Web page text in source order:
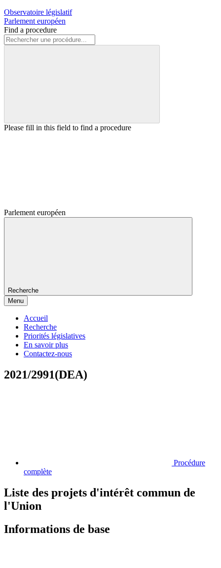
Observatoire législatif
Parlement européen
Find a procedure
Please fill in this field to find a procedure
Parlement européen
Recherche
Menu
Accueil
Recherche
Priorités législatives
En savoir plus
Contactez-nous
2021/2991(DEA)
Procédure
complète
Liste des projets d'intérêt commun de
l'Union
Informations de base